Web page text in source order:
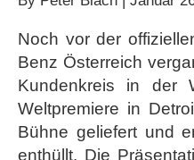
Noch vor der
Benz Österreich
Kundenkreis in der
Weltpremiere in
Bühne geliefert und
enthüllt. Die